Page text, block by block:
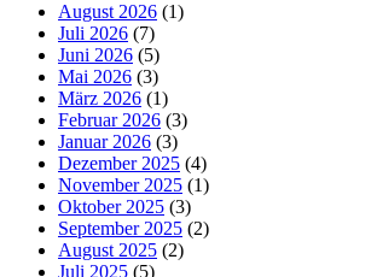
August 2026 (1)
Juli 2026 (7)
Juni 2026 (5)
Mai 2026 (3)
März 2026 (1)
Februar 2026 (3)
Januar 2026 (3)
Dezember 2025 (4)
November 2025 (1)
Oktober 2025 (3)
September 2025 (2)
August 2025 (2)
Juli 2025 (5)